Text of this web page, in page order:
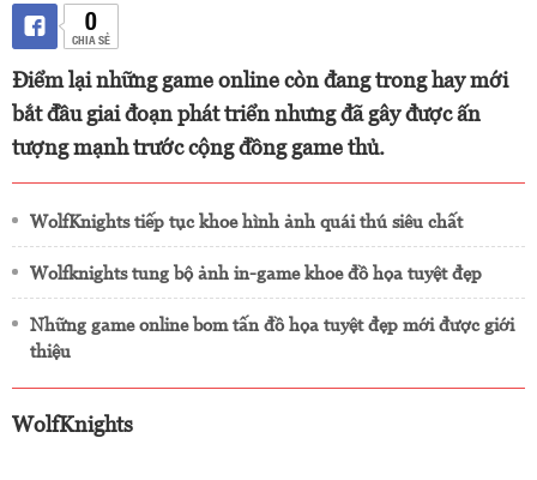
0
CHIA SẺ
Điểm lại những game online còn đang trong hay mới
bắt đầu giai đoạn phát triển nhưng đã gây được ấn
tượng mạnh trước cộng đồng game thủ.
WolfKnights tiếp tục khoe hình ảnh quái thú siêu chất
Wolfknights tung bộ ảnh in-game khoe đồ họa tuyệt đẹp
Những game online bom tấn đồ họa tuyệt đẹp mới được giới
thiệu
WolfKnights